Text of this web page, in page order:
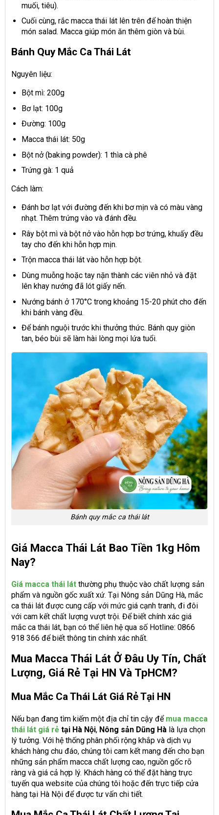
muối, tiêu).
Cuối cùng, rắc macca thái lát lên trên để hoàn thiện
món salad. Macca giúp món ăn thêm giòn và bùi.
Bánh Quy Mắc Ca Thái Lát
Nguyên liệu:
Bột mì: 200g
Bơ lạt: 100g
Đường: 100g
Macca thái lát: 50g
Bột nở (baking powder): 1 thìa cà phê
Trứng gà: 1 quả
Cách làm:
Đánh bơ lạt với đường đến khi bơ mịn và có màu vàng
nhạt. Thêm trứng vào và đánh đều.
Rây bột mì và bột nở vào hỗn hợp bơ trứng, khuấy đều
tay cho đến khi hỗn hợp mịn.
Trộn macca thái lát vào hỗn hợp bột.
Dùng muỗng hoặc tay nặn thành các viên nhỏ và đặt
lên khay nướng đã lót giấy nến.
Nướng bánh ở 170°C trong khoảng 15-20 phút cho đến
khi bánh vàng đều.
Để bánh nguội trước khi thưởng thức. Bánh quy giòn
tan, béo bùi sẽ làm hài lòng mọi lứa tuổi.
Bánh quy mắc ca thái lát
Giá Macca Thái Lát Bao Tiền 1kg Hôm
Nay?
Giá macca thái lát thường phụ thuộc vào chất lượng sản
phẩm và nguồn gốc xuất xứ. Tại Nông sản Dũng Hà, mắc
ca thái lát được cung cấp với mức giá cạnh tranh, đi đôi
với cam kết chất lượng vượt trội. Để biết chính xác giá
mắc ca thái lát, bạn có thể liên hệ qua số Hotline: 0866
918 366 để biết thông tin chính xác nhất.
Mua Macca Thái Lát Ở Đâu Uy Tín, Chất
Lượng, Giá Rẻ Tại HN Và TpHCM?
Mua Mắc Ca Thái Lát Giá Rẻ Tại HN
Nếu bạn đang tìm kiếm một địa chỉ tin cậy để mua macca
thái lát giá rẻ tại Hà Nội, Nông sản Dũng Hà là lựa chọn
lý tưởng. Với hệ thống phân phối rộng khắp và dịch vụ
khách hàng chu đáo, chúng tôi cam kết mang đến cho bạn
những sản phẩm macca chất lượng cao, nguồn gốc rõ
ràng và giá cả hợp lý. Khách hàng có thể đặt hàng trực
tuyến qua website của chúng tôi hoặc đến trực tiếp cửa
hàng tại Hà Nội để được tư vấn chi tiết.